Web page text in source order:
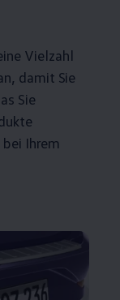
Vielzahl
damit Sie
Sie
Ihrem